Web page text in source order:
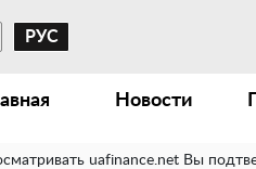
РУС
Новости
uafinance.net Вы